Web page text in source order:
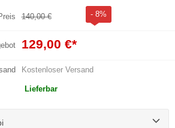
140,00 € - 8%
129,00 €*
Kostenloser Versand
Lieferbar